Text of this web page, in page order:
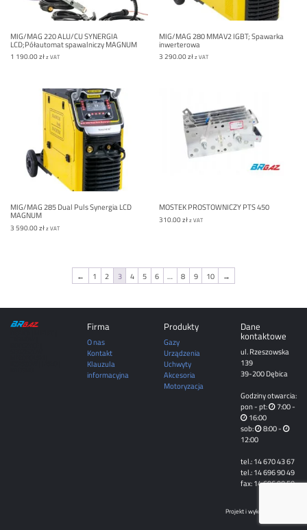
MIG/MAG 220 ALU/CU SYNERGIA
LCD;Półautomat spawalniczy MAGNUM
1 190.00złz VAT
MIG/MAG 280 MMAV2 IGBT; Spawarka
inwerterowa
3 290.00złz VAT
MIG/MAG 285 Dual Puls Synergia LCD
MAGNUM
3 590.00złz VAT
MOSTEK PROSTOWNICZY PTS 450
310.00złz VAT
← 1 2 3 4 5 6 … 8 9 10 →
Firma
O nas
Kontakt
Klauzula
informacyjna
Produkty
Gazy
Urządzenia
Uchwyty
Akcesoria
Motoryzacja
Dane
kontaktowe
ul. Rzeszowska
139
39-200 Dębica
Godziny otwarcia:
pon - pt:
7:00 -
16:00
sob:
8:00 -
12:00
tel.: 14 670 43 67
tel.: 14 696 90 49
fax: 14 696 90 50
Projekt i wykonanie